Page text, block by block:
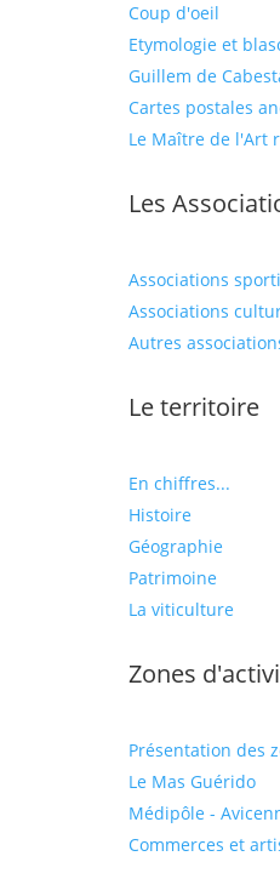
Coup d'oeil
Etymologie et
Guillem de
Cartes postales
Le Maître de l'Art
Les
Associations
Associations
Autres
Le territoire
En chiffres...
Histoire
Géographie
Patrimoine
La viticulture
Zones
Présentation des
Le Mas Guérido
Médipôle -
Commerces et